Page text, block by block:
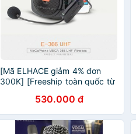
[Mã ELHACE giảm 4% đơn
300K] [Freeship toàn quốc từ
Dây E366 có bluetooth
530.000 đ